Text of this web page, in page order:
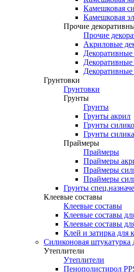
Камешковая
Камешковая
Прочие
Прочие
Акриловые
Грунтовки
Грунтовки
Грунты
Грунты
Грунты акрил
Грунты
Грунты
Праймеры
Праймеры
Праймеры
Праймеры
Праймеры
Грунты
Клеевые составы
Клеевые составы
Клеевые составы
Клеевые составы
Клей и затирка для
Силиконовая штукатурка
Утеплители
Утеплители
Пенополистирол